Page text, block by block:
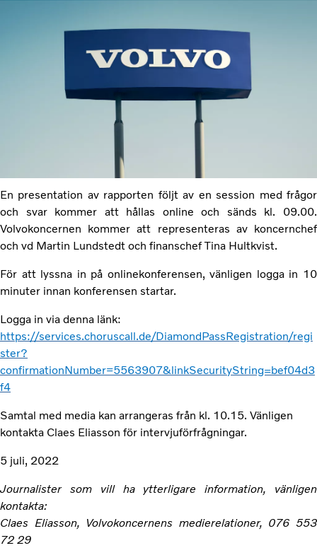
En presentation av rapporten följt av en session med frågor
och svar kommer att hållas online och sänds kl. 09.00.
Volvokoncernen kommer att representeras av koncernchef
och vd Martin Lundstedt och finanschef Tina Hultkvist.
För att lyssna in på onlinekonferensen, vänligen logga in 10
minuter innan konferensen startar.
Logga in via denna länk:
https://services.choruscall.de/DiamondPassRegistration/regi
ster?
confirmationNumber=5563907&linkSecurityString=bef04d3
f4
Samtal med media kan arrangeras från kl. 10.15. Vänligen
kontakta Claes Eliasson för intervjuförfrågningar.
5 juli, 2022
Journalister som vill ha ytterligare information, vänligen
kontakta:
Claes Eliasson, Volvokoncernens medierelationer, 076 553
72 29